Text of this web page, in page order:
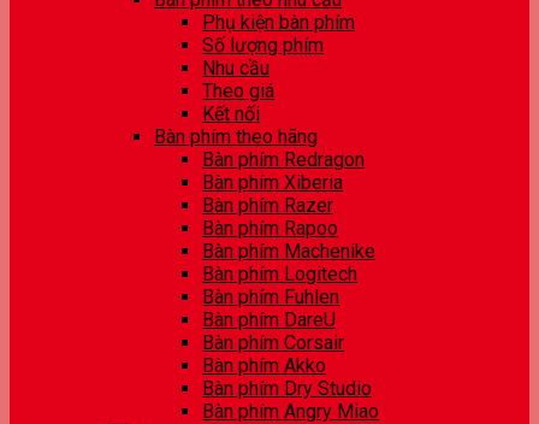
Phụ kiện bàn phím
Số lượng phím
Nhu cầu
Theo giá
Kết nối
Bàn phím theo hãng
Bàn phím Redragon
Bàn phím Xiberia
Bàn phím Razer
Bàn phím Rapoo
Bàn phím Machenike
Bàn phím Logitech
Bàn phím Fuhlen
Bàn phím DareU
Bàn phím Corsair
Bàn phím Akko
Bàn phím Dry Studio
Bàn phím Angry Miao